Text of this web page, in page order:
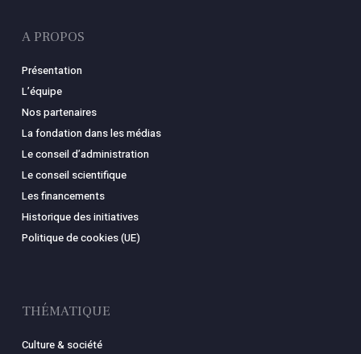
A PROPOS
Présentation
L’équipe
Nos partenaires
La fondation dans les médias
Le conseil d’administration
Le conseil scientifique
Les financements
Historique des initiatives
Politique de cookies (UE)
THÉMATIQUE
Culture & société